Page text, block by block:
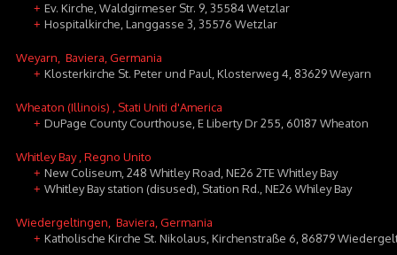
+ Ev. Kirche, Waldgirmeser Str. 9, 35584 Wetzlar
+ Hospitalkirche, Langgasse 3, 35576 Wetzlar
Weyarn , Baviera, Germania
+ Klosterkirche St. Peter und Paul, Klosterweg 4, 83629 Weyarn
Wheaton (Illinois) , Stati Uniti d'America
+ DuPage County Courthouse, E Liberty Dr 255, 60187 Wheaton
Whitley Bay, Regno Unito
+ New Coliseum, 248 Whitley Road, NE26 2TE Whitley Bay
+ Whitley Bay station (disused), Station Rd., NE26 Whiley Bay
Wiedergeltingen , Baviera, Germania
+ Katholische Kirche St. Nikolaus, Kirchenstraße 6, 86879